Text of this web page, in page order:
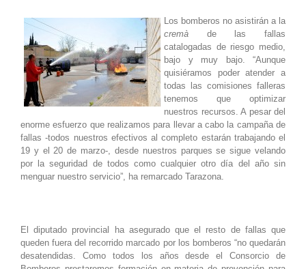
Los bomberos no asistirán a la
cremà de las fallas
catalogadas de riesgo medio,
bajo y muy bajo. “Aunque
quisiéramos poder atender a
todas las comisiones falleras
tenemos que optimizar
nuestros recursos. A pesar del
enorme esfuerzo que realizamos para llevar a cabo la campaña de
fallas -todos nuestros efectivos al completo estarán trabajando el
19 y el 20 de marzo-, desde nuestros parques se sigue velando
por la seguridad de todos como cualquier otro día del año sin
menguar nuestro servicio”, ha remarcado Tarazona.
El diputado provincial ha asegurado que el resto de fallas que
queden fuera del recorrido marcado por los bomberos “no quedarán
desatendidas. Como todos los años desde el Consorcio de